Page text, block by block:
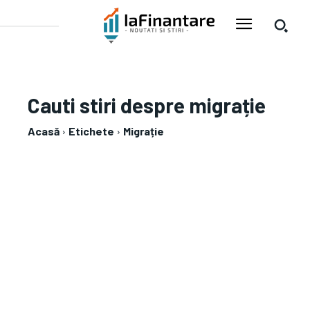
Cauti stiri despre migrație
Acasă Etichete Migrație